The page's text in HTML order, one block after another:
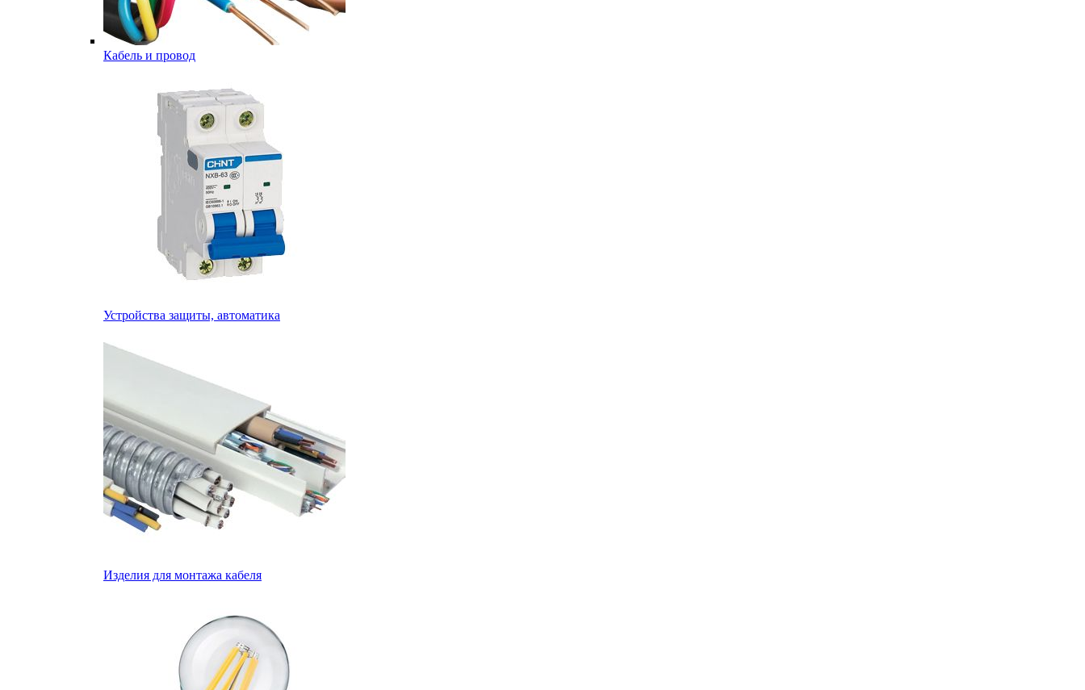
Кабель и провод
Устройства защиты, автоматика
Изделия для монтажа кабеля